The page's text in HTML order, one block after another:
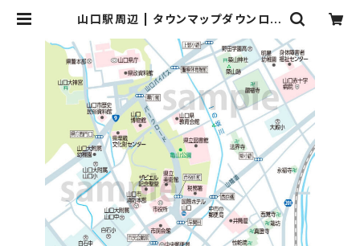
山口駅周辺 | タウンマップダウンロー